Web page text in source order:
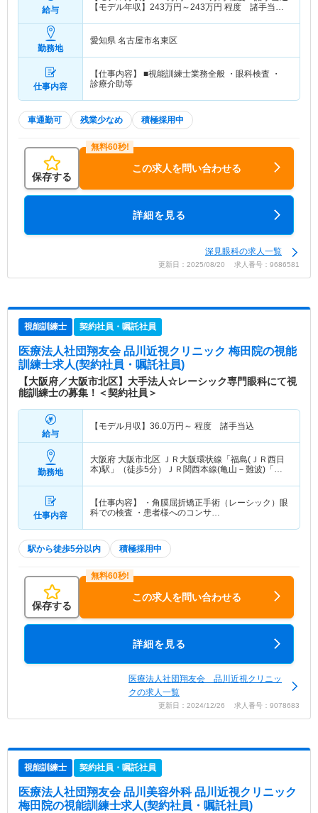
給与
【モデル年収】 243万円～243万円 程度 諸手当
勤務地
愛知県 名古屋市名東区
仕事内容
【仕事内容】 ■視能訓練士業務全般 ・眼科検査 ・
診療介助等
車通勤可 残業少なめ 積極採用中
保存する
この求人を問い合わせる
詳細を見る
深見眼科の求人一覧
更新日：2025/08/20 求人番号：9686581
視能訓練士 契約社員・嘱託社員
医療法人社団翔友会 品川近視クリニック 梅田院の視能
訓練士求人(契約社員・嘱託社員)
【大阪府／大阪市北区】大手法人☆レーシック専門眼科にて視
能訓練士の募集！＜契約社員＞
給与
【モデル月収】 36.0万円～ 程度 諸手当込
勤務地
大阪府 大阪市北区 ＪＲ大阪環状線「福島(ＪＲ西日
本)駅」（徒歩5分）ＪＲ関西本線(亀山－難波)「福
仕事内容
【仕事内容】 ・角膜屈折矯正手術（レーシック）眼
科での検査 ・患者様へのコンサ…
駅から徒歩5分以内 積極採用中
保存する
この求人を問い合わせる
詳細を見る
医療法人社団翔友会 品川近視クリニッ
クの求人一覧
更新日：2024/12/26 求人番号：9078683
視能訓練士 契約社員・嘱託社員
医療法人社団翔友会 品川美容外科 品川近視クリニック
梅田院の視能訓練士求人(契約社員・嘱託社員)